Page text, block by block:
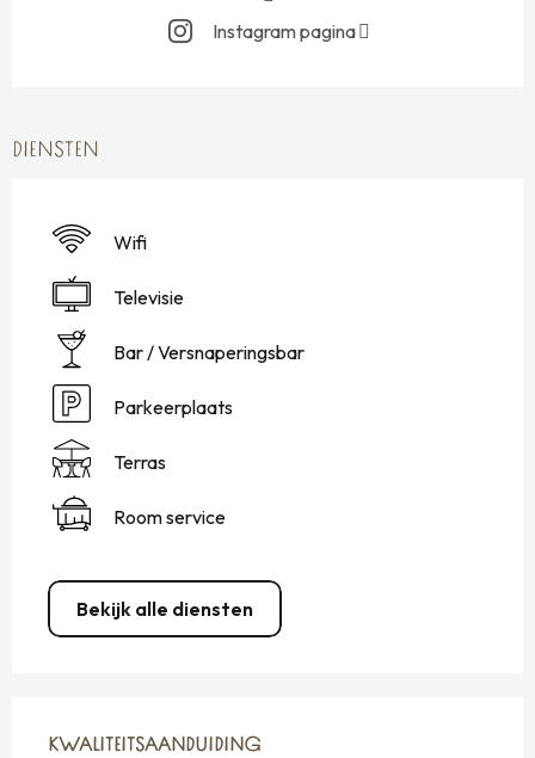
Instagram pagina
DIENSTEN
Wifi
Televisie
Bar / Versnaperingsbar
Parkeerplaats
Terras
Room service
Bekijk alle diensten
KWALITEITSAANDUIDING
KWALITEITSAANDUIDING